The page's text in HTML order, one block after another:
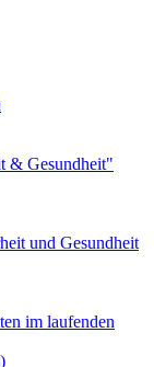
& Gesundheit"
und Gesundheit
im laufenden